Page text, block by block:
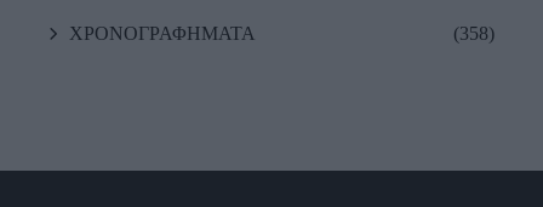
ΧΡΟΝΟΓΡΑΦΗΜΑΤΑ (358)